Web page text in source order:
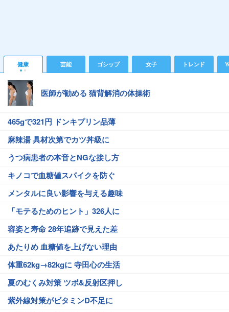
健康 芸能 ゴシップ 女子 トレンド
医師が勧める 猫背解消の体操術
465gで321円 ドンキプリン品薄
麻辣湯 具材次第でカツ丼級に
うつ病患者の本音とNGな接し方
キノコで血糖値スパイクを防ぐ
メンタルに良い影響を与える趣味
「モテるためのヒント」326人に
容姿と寿命 28年追跡で見えた差
あたりめ 血糖値を上げない理由
体重62kg→82kgに 寺田心の生活
夏のむくみ対策 ツボ&反射区押し
紫外線対策がビタミンD不足に